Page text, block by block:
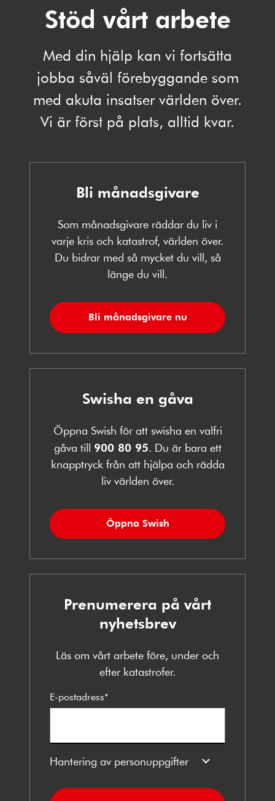
Stöd vårt arbete
Med din hjälp kan vi fortsätta
jobba såväl förebyggande som
med akuta insatser världen över.
Vi är först på plats, alltid kvar.
Bli månadsgivare
Som månadsgivare räddar du liv i
varje kris och katastrof, världen över.
Du bidrar med så mycket du vill, så
länge du vill.
Bli månadsgivare nu
Swisha en gåva
Öppna Swish för att swisha en valfri
gåva till 900 80 95. Du är bara ett
knapptryck från att hjälpa och rädda
liv världen över.
Öppna Swish
Prenumerera på vårt
nyhetsbrev
Läs om vårt arbete före, under och
efter katastrofer.
E-postadress*
Hantering av personuppgifter